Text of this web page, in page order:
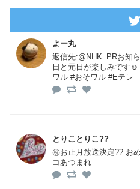
よー丸
返信先:@NHK_PRお知
日と元日が楽しみです
ワル #おそワル #Eテレ
とりことりこ??
㊗️お正月放送決定?? お
コあつまれ